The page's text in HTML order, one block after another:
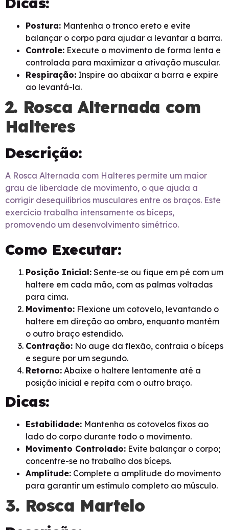
Postura: Mantenha o tronco ereto e evite
balançar o corpo para ajudar a levantar a barra.
Controle: Execute o movimento de forma lenta e
controlada para maximizar a ativação muscular.
Respiração: Inspire ao abaixar a barra e expire
ao levantá-la.
2. Rosca Alternada com
Halteres
Descrição:
A Rosca Alternada com Halteres permite um maior
grau de liberdade de movimento, o que ajuda a
corrigir desequilíbrios musculares entre os braços. Este
exercício trabalha intensamente os bíceps,
promovendo um desenvolvimento simétrico.
Como Executar:
Posição Inicial: Sente-se ou fique em pé com um
haltere em cada mão, com as palmas voltadas
para cima.
Movimento: Flexione um cotovelo, levantando o
haltere em direção ao ombro, enquanto mantém
o outro braço estendido.
Contração: No auge da flexão, contraia o bíceps
e segure por um segundo.
Retorno: Abaixe o haltere lentamente até a
posição inicial e repita com o outro braço.
Dicas:
Estabilidade: Mantenha os cotovelos fixos ao
lado do corpo durante todo o movimento.
Movimento Controlado: Evite balançar o corpo;
concentre-se no trabalho dos bíceps.
Amplitude: Complete a amplitude do movimento
para garantir um estímulo completo ao músculo.
3. Rosca Martelo